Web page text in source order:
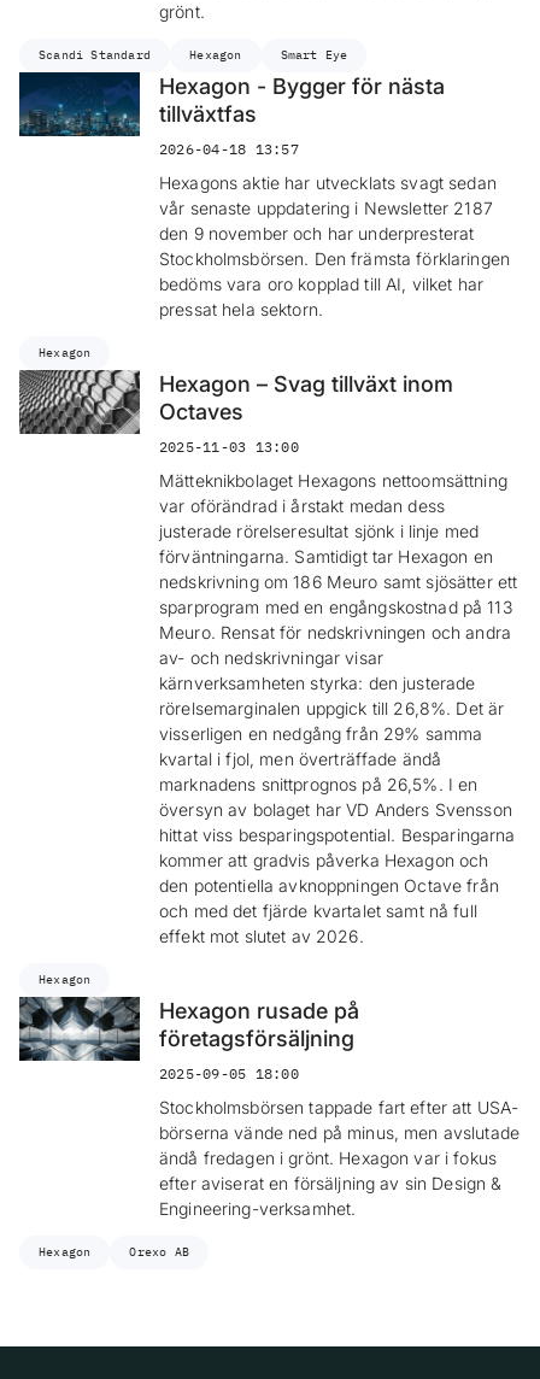
grönt.
Scandi Standard Hexagon Smart Eye
Hexagon - Bygger för nästa
tillväxtfas
2026-04-18 13:57
Hexagons aktie har utvecklats svagt sedan
vår senaste uppdatering i Newsletter 2187
den 9 november och har underpresterat
Stockholmsbörsen. Den främsta förklaringen
bedöms vara oro kopplad till AI, vilket har
pressat hela sektorn.
Hexagon
Hexagon – Svag tillväxt inom
Octaves
2025-11-03 13:00
Mätteknikbolaget Hexagons nettoomsättning
var oförändrad i årstakt medan dess
justerade rörelseresultat sjönk i linje med
förväntningarna. Samtidigt tar Hexagon en
nedskrivning om 186 Meuro samt sjösätter ett
sparprogram med en engångskostnad på 113
Meuro. Rensat för nedskrivningen och andra
av- och nedskrivningar visar
kärnverksamheten styrka: den justerade
rörelsemarginalen uppgick till 26,8%. Det är
visserligen en nedgång från 29% samma
kvartal i fjol, men överträffade ändå
marknadens snittprognos på 26,5%. I en
översyn av bolaget har VD Anders Svensson
hittat viss besparingspotential. Besparingarna
kommer att gradvis påverka Hexagon och
den potentiella avknoppningen Octave från
och med det fjärde kvartalet samt nå full
effekt mot slutet av 2026.
Hexagon
Hexagon rusade på
företagsförsäljning
2025-09-05 18:00
Stockholmsbörsen tappade fart efter att USA-
börserna vände ned på minus, men avslutade
ändå fredagen i grönt. Hexagon var i fokus
efter aviserat en försäljning av sin Design &
Engineering-verksamhet.
Hexagon Orexo AB